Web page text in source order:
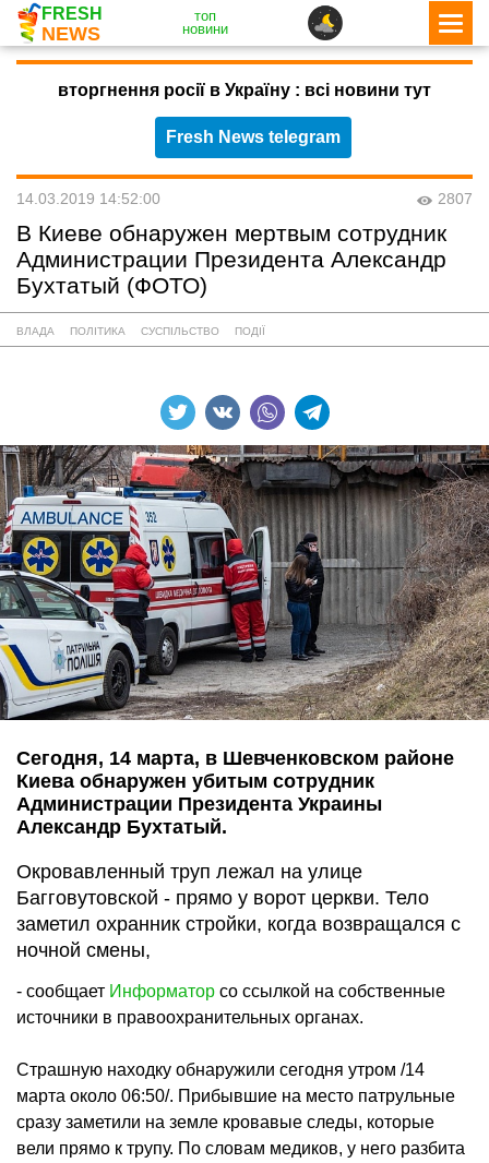
FRESH
NEWS
топ
новини
вторгнення росії в Україну : всі новини тут
Fresh News telegram
14.03.2019 14:52:00 2807
В Киеве обнаружен мертвым сотрудник
Администрации Президента Александр
Бухтатый (ФОТО)
ВЛАДА ПОЛІТИКА СУСПІЛЬСТВО ПОДІЇ
Сегодня, 14 марта, в Шевченковском районе
Киева обнаружен убитым сотрудник
Администрации Президента Украины
Александр Бухтатый.
Окровавленный труп лежал на улице
Багговутовской - прямо у ворот церкви. Тело
заметил охранник стройки, когда возвращался с
ночной смены,
- сообщает Информатор со ссылкой на собственные
источники в правоохранительных органах.
Страшную находку обнаружили сегодня утром /14
марта около 06:50/. Прибывшие на место патрульные
сразу заметили на земле кровавые следы, которые
вели прямо к трупу. По словам медиков, у него разбита